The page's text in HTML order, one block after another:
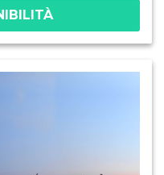
e soluzioni per
di: servizi privati con